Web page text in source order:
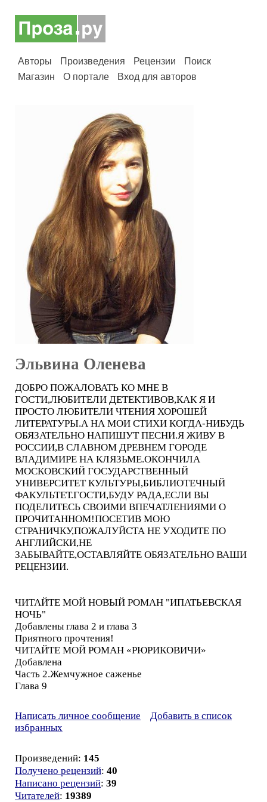
Авторы Произведения Рецензии
Поиск
Магазин
О портале Вход для авторов
Эльвина Оленева
ДОБРО ПОЖАЛОВАТЬ КО МНЕ В
ГОСТИ,ЛЮБИТЕЛИ ДЕТЕКТИВОВ,КАК Я И
ПРОСТО ЛЮБИТЕЛИ ЧТЕНИЯ ХОРОШЕЙ
ЛИТЕРАТУРЫ.А НА МОИ СТИХИ КОГДА-НИБУДЬ
ОБЯЗАТЕЛЬНО НАПИШУТ ПЕСНИ.Я ЖИВУ В
РОССИИ,В СЛАВНОМ ДРЕВНЕМ ГОРОДЕ
ВЛАДИМИРЕ НА КЛЯЗЬМЕ.ОКОНЧИЛА
МОСКОВСКИЙ ГОСУДАРСТВЕННЫЙ
УНИВЕРСИТЕТ КУЛЬТУРЫ,БИБЛИОТЕЧНЫЙ
ФАКУЛЬТЕТ.ГОСТИ,БУДУ РАДА,ЕСЛИ ВЫ
ПОДЕЛИТЕСЬ СВОИМИ ВПЕЧАТЛЕНИЯМИ О
ПРОЧИТАННОМ!ПОСЕТИВ МОЮ
СТРАНИЧКУ,ПОЖАЛУЙСТА НЕ УХОДИТЕ ПО
АНГЛИЙСКИ,НЕ
ЗАБЫВАЙТЕ,ОСТАВЛЯЙТЕ ОБЯЗАТЕЛЬНО ВАШИ
РЕЦЕНЗИИ.
ЧИТАЙТЕ МОЙ НОВЫЙ РОМАН "ИПАТЬЕВСКАЯ
НОЧЬ"
Добавлены глава 2 и глава 3
Приятного прочтения!
ЧИТАЙТЕ МОЙ РОМАН «РЮРИКОВИЧИ»
Добавлена
Часть 2.Жемчужное саженье
Глава 9
Написать личное сообщение
Добавить в список
избранных
Произведений: 145
Получено рецензий: 40
Написано рецензий: 39
Читателей: 19389